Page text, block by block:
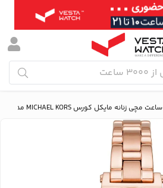
ساعت مچی زنانه مایکل کورس MICHAEL KORS مدل MK4335